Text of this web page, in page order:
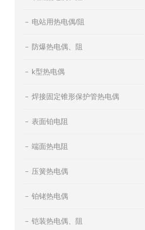
电站用热电偶/阻
防爆热电偶、阻
k型热电偶
焊接固定锥形保护管热电偶
表面铂电阻
端面热电阻
压簧热电偶
铂铑热电偶
铠装热电偶、阻